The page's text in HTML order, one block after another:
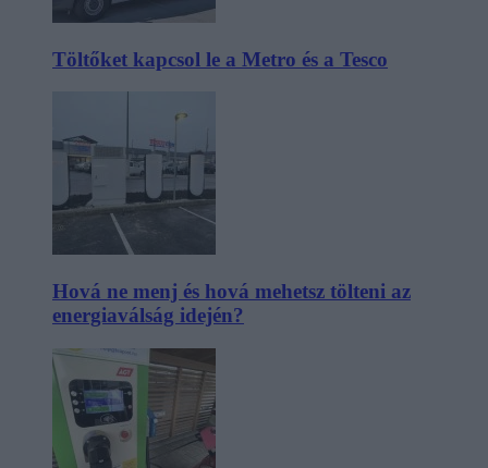
Töltőket kapcsol le a Metro és a Tesco
Hová ne menj és hová mehetsz tölteni az
energiaválság idején?